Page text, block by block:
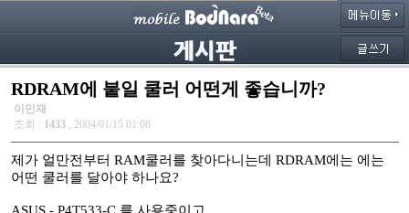
RDRAM에 붙일 쿨러 어떤게 좋습니까?
이민재
조회 : 1433 , 2004/01/15 01:08
제가 얼만전부터 RAM쿨러를 찾아다니는데 RDRAM에는 에는
어떤 쿨러를 달아야 하나요?